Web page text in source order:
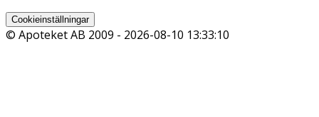
Cookieinställningar
© Apoteket AB 2009 - 2026-08-10 13:33:10